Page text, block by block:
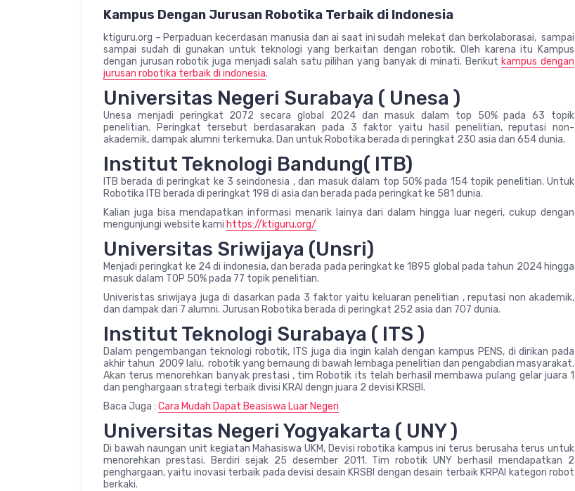
Kampus Dengan Jurusan Robotika Terbaik di Indonesia
ktiguru.org – Perpaduan kecerdasan manusia dan ai saat ini sudah melekat dan berkolaborasai, sampai
sampai sudah di gunakan untuk teknologi yang berkaitan dengan robotik. Oleh karena itu Kampus
dengan jurusan robotik juga menjadi salah satu pilihan yang banyak di minati. Berikut kampus dengan
jurusan robotika terbaik di indonesia.
Universitas Negeri Surabaya ( Unesa )
Unesa menjadi peringkat 2072 secara global 2024 dan masuk dalam top 50% pada 63 topik
penelitian. Peringkat tersebut berdasarakan pada 3 faktor yaitu hasil penelitian, reputasi non-
akademik, dampak alumni terkemuka. Dan untuk Robotika berada di peringkat 230 asia dan 654 dunia.
Institut Teknologi Bandung( ITB)
ITB berada di peringkat ke 3 seindonesia , dan masuk dalam top 50% pada 154 topik penelitian. Untuk
Robotika ITB berada di peringkat 198 di asia dan berada pada peringkat ke 581 dunia.
Kalian juga bisa mendapatkan informasi menarik lainya dari dalam hingga luar negeri, cukup dengan
mengunjungi website kami https://ktiguru.org/
Universitas Sriwijaya (Unsri)
Menjadi peringkat ke 24 di indonesia, dan berada pada peringkat ke 1895 global pada tahun 2024 hingga
masuk dalam TOP 50% pada 77 topik penelitian.
Univeristas sriwijaya juga di dasarkan pada 3 faktor yaitu keluaran penelitian , reputasi non akademik,
dan dampak dari 7 alumni. Jurusan Robotika berada di peringkat 252 asia dan 707 dunia.
Institut Teknologi Surabaya ( ITS )
Dalam pengembangan teknologi robotik, ITS juga dia ingin kalah dengan kampus PENS, di dirikan pada
akhir tahun 2009 lalu, robotik yang bernaung di bawah lembaga penelitian dan pengabdian masyarakat.
Akan terus menorehkan banyak prestasi , tim Robotik its telah berhasil membawa pulang gelar juara 1
dan penghargaan strategi terbaik divisi KRAI dengn juara 2 devisi KRSBI.
Baca Juga : Cara Mudah Dapat Beasiswa Luar Negeri
Universitas Negeri Yogyakarta ( UNY )
Di bawah naungan unit kegiatan Mahasiswa UKM, Devisi robotika kampus ini terus berusaha terus untuk
menorehkan prestasi. Berdiri sejak 25 desember 2011. Tim robotik UNY berhasil mendapatkan 2
penghargaan, yaitu inovasi terbaik pada devisi desain KRSBI dengan desain terbaik KRPAI kategori robot
berkaki.